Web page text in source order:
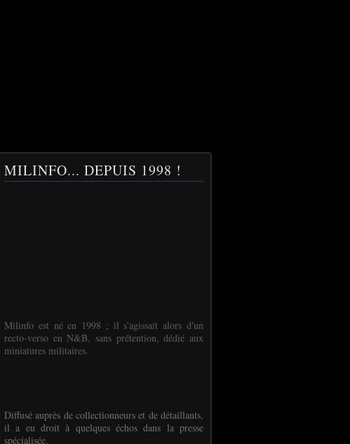
MILINFO... DEPUIS 1998 !
Milinfo est né en 1998 ; il s'agissait alors d'un
recto-verso en N&B, sans prétention, dédié aux
miniatures militaires.
Diffusé auprès de collectionneurs et de détaillants,
il a eu droit à quelques échos dans la presse
spécialisée.